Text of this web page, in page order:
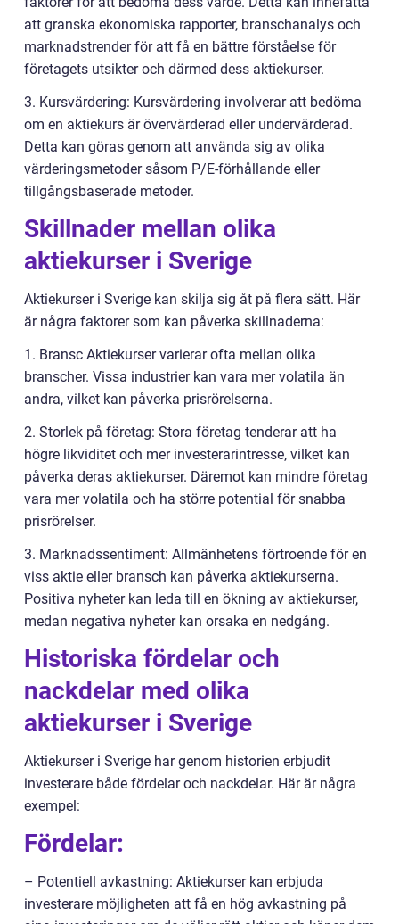
att granska ekonomiska rapporter, branschanalys och
marknadstrender för att få en bättre förståelse för
företagets utsikter och därmed dess aktiekurser.
3. Kursvärdering: Kursvärdering involverar att bedöma
om en aktiekurs är övervärderad eller undervärderad.
Detta kan göras genom att använda sig av olika
värderingsmetoder såsom P/E-förhållande eller
tillgångsbaserade metoder.
Skillnader mellan olika
aktiekurser i Sverige
Aktiekurser i Sverige kan skilja sig åt på flera sätt. Här
är några faktorer som kan påverka skillnaderna:
1. Bransc Aktiekurser varierar ofta mellan olika
branscher. Vissa industrier kan vara mer volatila än
andra, vilket kan påverka prisrörelserna.
2. Storlek på företag: Stora företag tenderar att ha
högre likviditet och mer investerarintresse, vilket kan
påverka deras aktiekurser. Däremot kan mindre företag
vara mer volatila och ha större potential för snabba
prisrörelser.
3. Marknadssentiment: Allmänhetens förtroende för en
viss aktie eller bransch kan påverka aktiekurserna.
Positiva nyheter kan leda till en ökning av aktiekurser,
medan negativa nyheter kan orsaka en nedgång.
Historiska fördelar och
nackdelar med olika
aktiekurser i Sverige
Aktiekurser i Sverige har genom historien erbjudit
investerare både fördelar och nackdelar. Här är några
exempel:
Fördelar:
– Potentiell avkastning: Aktiekurser kan erbjuda
investerare möjligheten att få en hög avkastning på